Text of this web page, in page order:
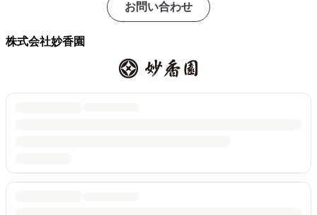
お問い合わせ
株式会社妙香園